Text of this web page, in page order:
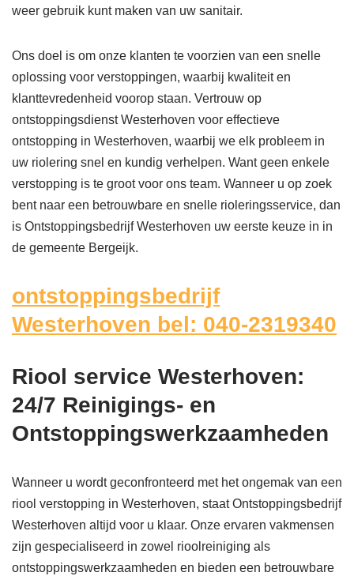
weer gebruik kunt maken van uw sanitair.
Ons doel is om onze klanten te voorzien van een snelle
oplossing voor verstoppingen, waarbij kwaliteit en
klanttevredenheid voorop staan. Vertrouw op
ontstoppingsdienst Westerhoven voor effectieve
ontstopping in Westerhoven, waarbij we elk probleem in
uw riolering snel en kundig verhelpen. Want geen enkele
verstopping is te groot voor ons team. Wanneer u op zoek
bent naar een betrouwbare en snelle rioleringsservice, dan
is Ontstoppingsbedrijf Westerhoven uw eerste keuze in in
de gemeente Bergeijk.
ontstoppingsbedrijf
Westerhoven bel: 040-2319340
Riool service Westerhoven:
24/7 Reinigings- en
Ontstoppingswerkzaamheden
Wanneer u wordt geconfronteerd met het ongemak van een
riool verstopping in Westerhoven, staat Ontstoppingsbedrijf
Westerhoven altijd voor u klaar. Onze ervaren vakmensen
zijn gespecialiseerd in zowel rioolreiniging als
ontstoppingswerkzaamheden en bieden een betrouwbare